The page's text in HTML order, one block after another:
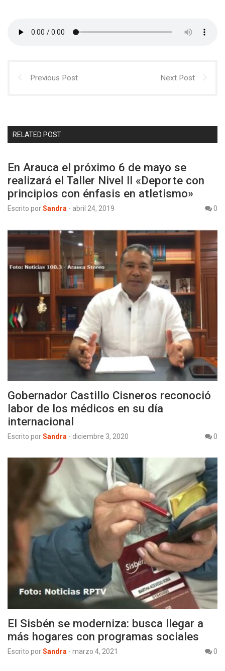
Previous Post Next Post
RELATED POST
En Arauca el próximo 6 de mayo se
realizará el Taller Nivel II «Deporte con
principios con énfasis en atletismo»
Escrito porSandra - abril 24, 2019 0
Gobernador Castillo Cisneros reconoció
labor de los médicos en su día
internacional
Escrito porSandra - diciembre 3, 2020 0
El Sisbén se moderniza: busca llegar a
más hogares con programas sociales
Escrito porSandra - marzo 4, 2021 0